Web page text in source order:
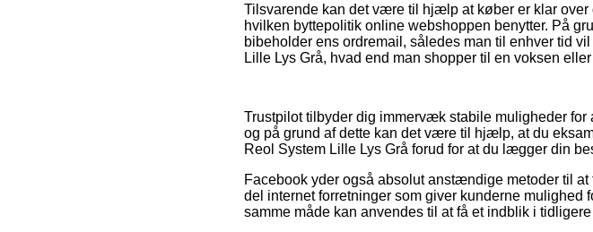
Tilsvarende kan det være til hjælp at køber er klar
hvilken byttepolitik online webshoppen benytter. På
bibeholder ens ordremail, således man til enhver tid
Lille Lys Grå, hvad end man shopper til en voksen
Trustpilot tilbyder dig immervæk stabile muligheder
og på grund af dette kan det være til hjælp, at du
Reol System Lille Lys Grå forud for at du lægger din
Facebook yder også absolut anstændige metoder til
del internet forretninger som giver kunderne mulighed
samme måde kan anvendes til at få et indblik i